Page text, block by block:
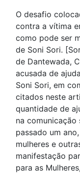
O desafio
contra a vítima
como pode ser
de Soni Sori.
de Dantewada,
acusada de
Soni Sori, em
citados neste
quantidade de
na comunicação
passado um
mulheres e
manifestação
para as